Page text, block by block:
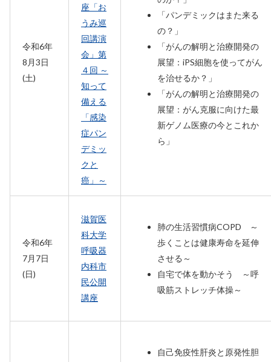
令和6年
8月3日
(土)
座「お
うみ巡
回講演
会」第
４回 ～
知って
備える
「感染
症パン
デミッ
クと
癌」～
「パンデミックはまた来る
の？」
「がんの解明と治療開発の
展望：iPS細胞を使ってがん
を治せるか？」
「がんの解明と治療開発の
展望：がん克服に向けた最
新ゲノム医療の今とこれか
ら」
令和6年
7月7日
(日)
滋賀医
科大学
呼吸器
内科市
民公開
講座
肺の生活習慣病COPD ～
歩くことは健康寿命を延伸
させる～
自宅で体を動かそう ～呼
吸筋ストレッチ体操～
自己免疫性肝炎と原発性胆